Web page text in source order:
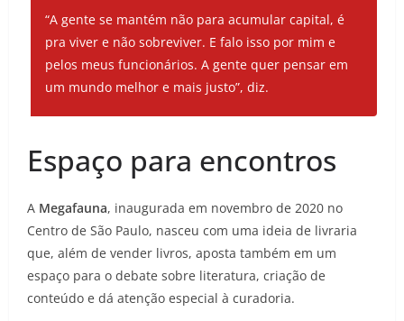
“A gente se mantém não para acumular capital, é
pra viver e não sobreviver. E falo isso por mim e
pelos meus funcionários. A gente quer pensar em
um mundo melhor e mais justo”, diz.
Espaço para encontros
A Megafauna, inaugurada em novembro de 2020 no
Centro de São Paulo, nasceu com uma ideia de livraria
que, além de vender livros, aposta também em um
espaço para o debate sobre literatura, criação de
conteúdo e dá atenção especial à curadoria.